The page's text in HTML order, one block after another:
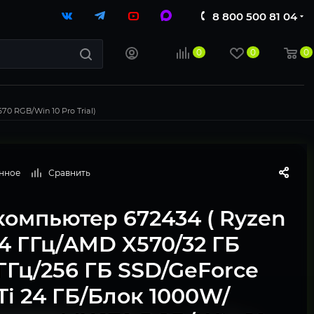
8 800 500 81 04
0 0 0
RGB/Win 10 Pro Trial)
Сравнить
672434 ( Ryzen
ГГц/AMD X570/32 ГБ
256 ГБ SSD/GeForce
24 ГБ/Блок 1000W/